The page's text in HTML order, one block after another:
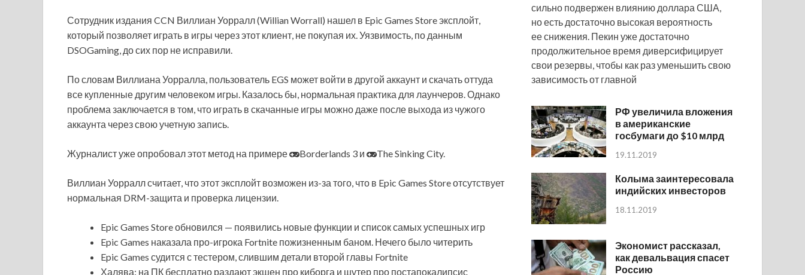
Сотрудник издания CCN Виллиан Уорралл (Willian Worrall) нашел в Epic Games Store эксплойт,
который позволяет играть в игры через этот клиент, не покупая их. Уязвимость, по данным
DSOGaming, до сих пор не исправили.
По словам Виллиана Уорралла, пользователь EGS может войти в другой аккаунт и скачать оттуда
все купленные другим человеком игры. Казалось бы, нормальная практика для лаунчеров. Однако
проблема заключается в том, что играть в скачанные игры можно даже после выхода из чужого
аккаунта через свою учетную запись.
Журналист уже опробовал этот метод на примере Borderlands 3 и The Sinking City.
Виллиан Уорралл считает, что этот эксплойт возможен из-за того, что в Epic Games Store отсутствует
нормальная DRM-защита и проверка лицензии.
Epic Games Store обновился — появились новые функции и список самых успешных игр
Epic Games наказала про-игрока Fortnite пожизненным баном. Нечего было читерить
Epic Games судится с тестером, слившим детали второй главы Fortnite
Халява: на ПК бесплатно раздают экшен про киборга и шутер про постапокалипсис
сильно подвержен влиянию доллара США,
но есть достаточно высокая вероятность
ее снижения. Пекин уже достаточно
продолжительное время диверсифицирует
свои резервы, чтобы как раз уменьшить свою
зависимость от главной
РФ увеличила вложения
в американские
госбумаги до $10 млрд
19.11.2019
Колыма заинтересовала
индийских инвесторов
18.11.2019
Экономист рассказал,
как девальвация спасет
Россию